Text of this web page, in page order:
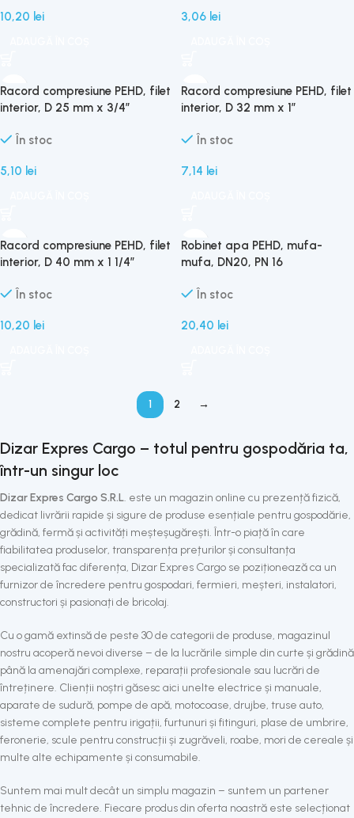
10,20 lei 3,06 lei
Racord compresiune PEHD, filet
interior, D 25 mm x 3/4″
În stoc
5,10 lei
Racord compresiune PEHD, filet
interior, D 32 mm x 1″
În stoc
7,14 lei
Racord compresiune PEHD, filet
interior, D 40 mm x 1 1/4″
În stoc
10,20 lei
Robinet apa PEHD, mufa-
mufa, DN20, PN 16
În stoc
20,40 lei
1 2 →
Dizar Expres Cargo – totul pentru gospodăria ta,
într-un singur loc
Dizar Expres Cargo S.R.L. este un magazin online cu prezență fizică,
dedicat livrării rapide și sigure de produse esențiale pentru gospodărie,
grădină, fermă și activități meșteșugărești. Într-o piață în care
fiabilitatea produselor, transparența prețurilor și consultanța
specializată fac diferența, Dizar Expres Cargo se poziționează ca un
furnizor de încredere pentru gospodari, fermieri, meșteri, instalatori,
constructori și pasionați de bricolaj.
Cu o gamă extinsă de peste 30 de categorii de produse, magazinul
nostru acoperă nevoi diverse – de la lucrările simple din curte și grădină
până la amenajări complexe, reparații profesionale sau lucrări de
întreținere. Clienții noștri găsesc aici unelte electrice și manuale,
aparate de sudură, pompe de apă, motocoase, drujbe, truse auto,
sisteme complete pentru irigații, furtunuri și fitinguri, plase de umbrire,
feronerie, scule pentru construcții și zugrăveli, roabe, mori de cereale și
multe alte echipamente și consumabile.
Suntem mai mult decât un simplu magazin – suntem un partener
tehnic de încredere. Fiecare produs din oferta noastră este selecționat